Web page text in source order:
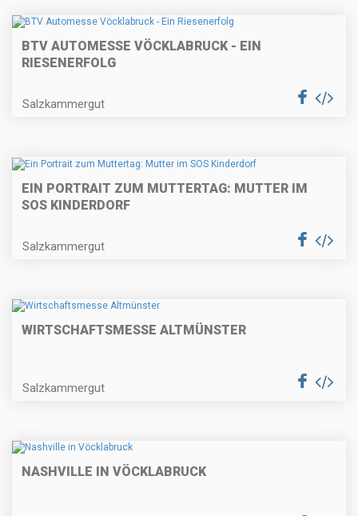
BTV AUTOMESSE VÖCKLABRUCK - EIN
RIESENERFOLG
Salzkammergut
EIN PORTRAIT ZUM MUTTERTAG: MUTTER IM
SOS KINDERDORF
Salzkammergut
WIRTSCHAFTSMESSE ALTMÜNSTER
Salzkammergut
NASHVILLE IN VÖCKLABRUCK